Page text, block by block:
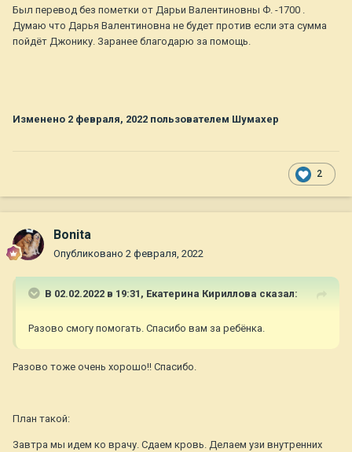
Был перевод без пометки от Дарьи Валентиновны Ф. -1700 .
Думаю что Дарья Валентиновна не будет против если эта сумма
пойдёт Джонику. Заранее благодарю за помощь.
Изменено 2 февраля, 2022 пользователем Шумахер
2
Bonita
Опубликовано 2 февраля, 2022
В 02.02.2022 в 19:31, Екатерина Кириллова сказал:
Разово смогу помогать. Спасибо вам за ребёнка.
Разово тоже очень хорошо!! Спасибо.
План такой:
Завтра мы идем ко врачу. Сдаем кровь. Делаем узи внутренних